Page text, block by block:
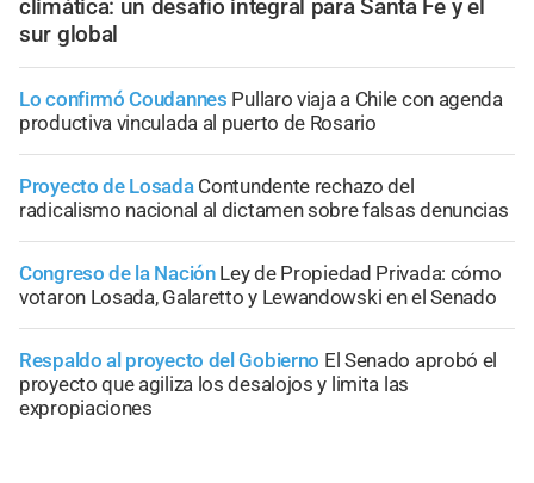
climática: un desafío integral para Santa Fe y el
sur global
Lo confirmó Coudannes Pullaro viaja a Chile con agenda
productiva vinculada al puerto de Rosario
Proyecto de Losada Contundente rechazo del
radicalismo nacional al dictamen sobre falsas denuncias
Congreso de la Nación Ley de Propiedad Privada: cómo
votaron Losada, Galaretto y Lewandowski en el Senado
Respaldo al proyecto del Gobierno El Senado aprobó el
proyecto que agiliza los desalojos y limita las
expropiaciones